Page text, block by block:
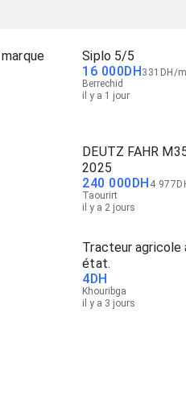
Siplo 5/5
16 000DH331 DH /
Berrechid
il y a 1 jour
DEUTZ FAHR
2025
240 000DH 4 977
Taourirt
il y a 2 jours
Tracteur agricole
état.
4DH
Khouribga
il y a 3 jours